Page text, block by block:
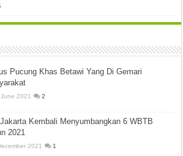
Pucung Khas Betawi Yang Di Gemari
2021 2
Kembali Menyumbangkan 6 WBTB
2021
2021 1